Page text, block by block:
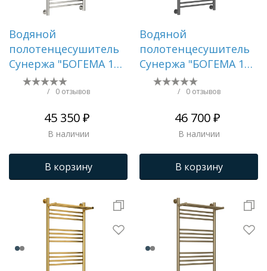
Водяной
полотенцесушитель
Сунержа "БОГЕМА 1П
+" 1000х500 (Без
покрытия)
/ 0 отзывов
45 350 ₽
В наличии
В корзину
Водяной
полотенцесушитель
Сунержа "БОГЕМА 1П
+" 1000х500 (Графит)
/ 0 отзывов
46 700 ₽
В наличии
В корзину